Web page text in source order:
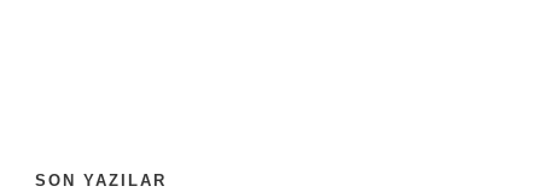
SON YAZILAR